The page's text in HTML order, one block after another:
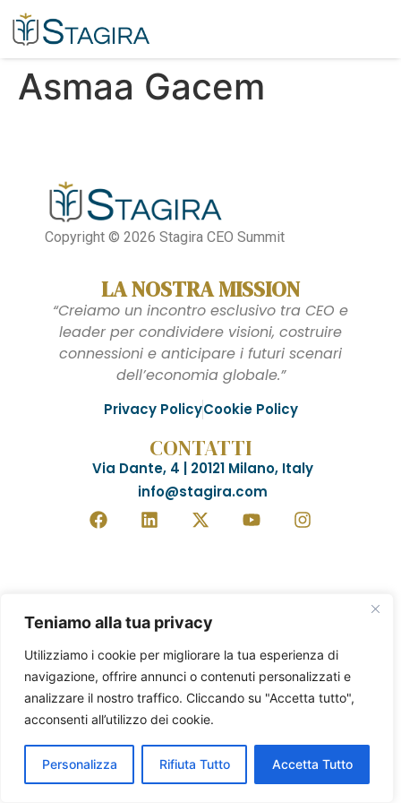
Teniamo alla tua privacy
Utilizziamo i cookie per migliorare la tua esperienza di
navigazione, offrire annunci o contenuti personalizzati e
analizzare il nostro traffico. Cliccando su "Accetta tutto",
acconsenti all’utilizzo dei cookie.
Personalizza Rifiuta Tutto Accetta Tutto
Asmaa Gacem​
Copyright © 2026 Stagira CEO Summit
LA NOSTRA MISSION
“Creiamo un incontro esclusivo tra CEO e
leader per condividere visioni, costruire
connessioni e anticipare i futuri scenari
dell’economia globale.”
Privacy PolicyCookie Policy
CONTATTI
Via Dante, 4 | 20121 Milano, Italy
info@stagira.com